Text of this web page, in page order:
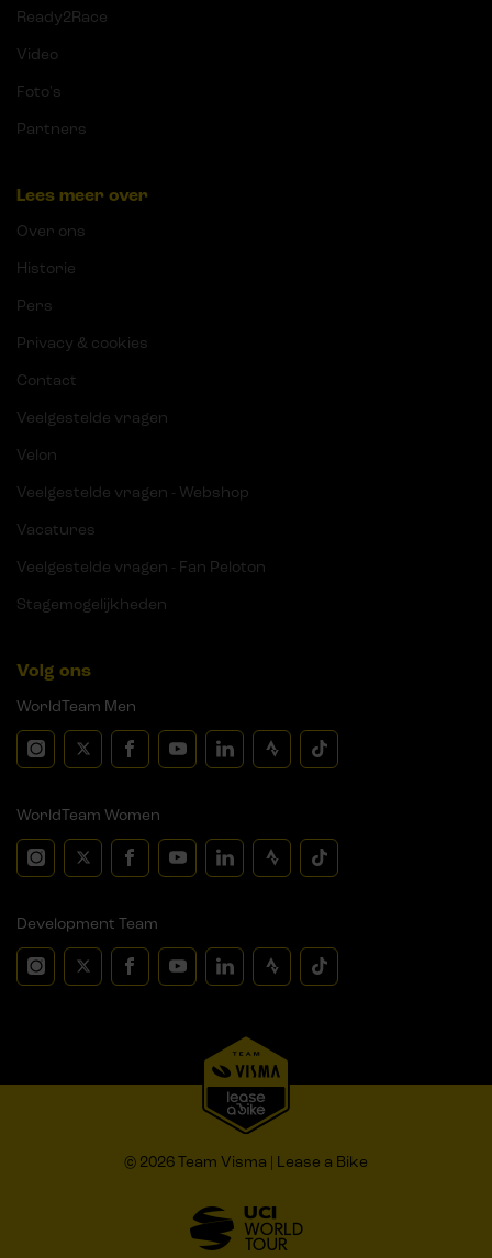
Ready2Race
Video
Foto's
Partners
Lees meer over
Over ons
Historie
Pers
Privacy & cookies
Contact
Veelgestelde vragen
Velon
Veelgestelde vragen - Webshop
Vacatures
Veelgestelde vragen - Fan Peloton
Stagemogelijkheden
Volg ons
WorldTeam Men
WorldTeam Women
Development Team
© 2026 Team Visma | Lease a Bike